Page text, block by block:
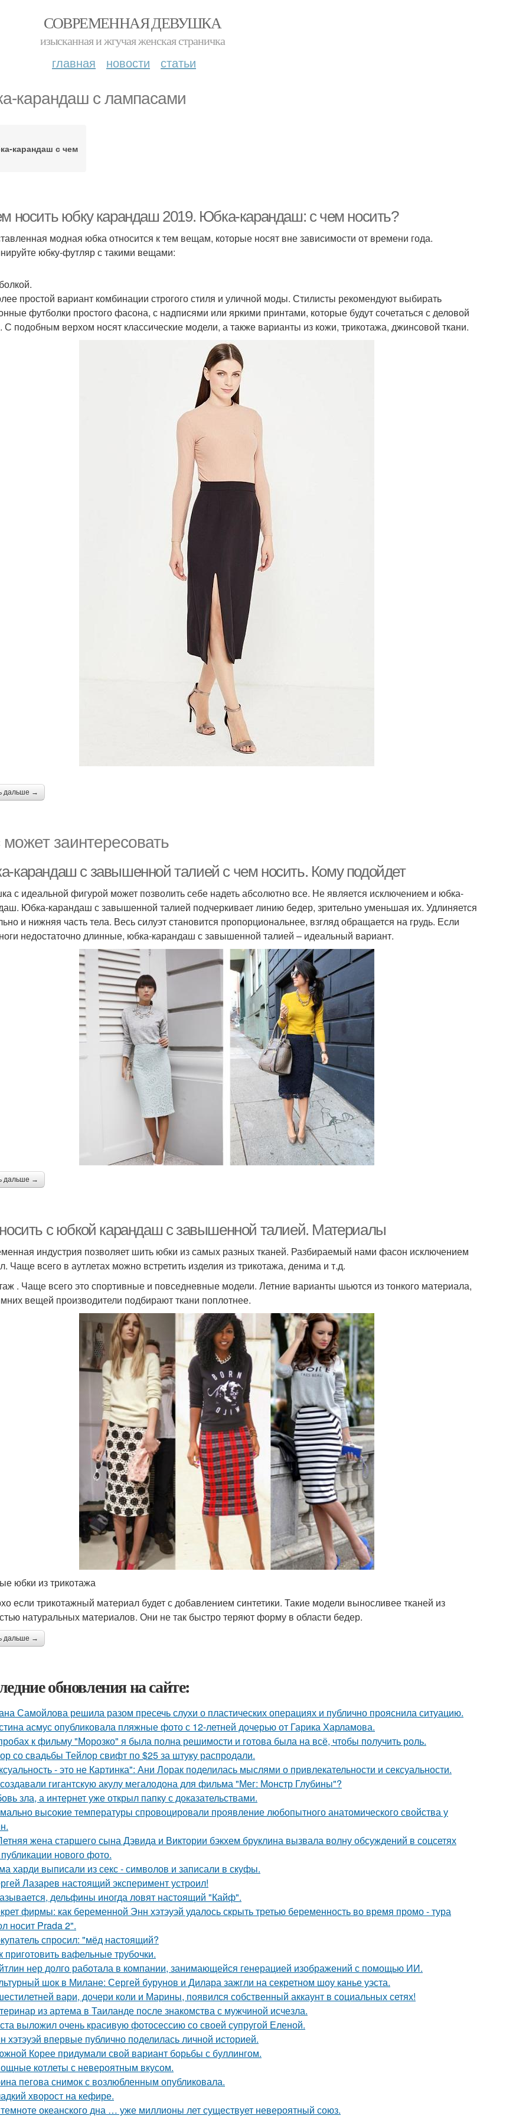
СОВРЕМЕННАЯ ДЕВУШКА
изысканная и жгучая женская страничка
главная новости статьи
карандаш с лампасами
карандаш с чем
носить юбку карандаш 2019. Юбка-карандаш: с чем носить?
модная юбка относится к тем вещам, которые носят вне зависимости от времени года.
юбку-футляр с такими вещами:
простой вариант комбинации строгого стиля и уличной моды. Стилисты рекомендуют выбирать
футболки простого фасона, с надписями или яркими принтами, которые будут сочетаться с деловой
С подобным верхом носят классические модели, а также варианты из кожи, трикотажа, джинсовой ткани.
дальше →
заинтересовать
карандаш с завышенной талией с чем носить. Кому подойдет
с идеальной фигурой может позволить себе надеть абсолютно все. Не является исключением и юбка-
Юбка-карандаш с завышенной талией подчеркивает линию бедер, зрительно уменьшая их. Удлиняется
и нижняя часть тела. Весь силуэт становится пропорциональнее, взгляд обращается на грудь. Если
недостаточно длинные, юбка-карандаш с завышенной талией – идеальный вариант.
дальше →
с юбкой карандаш с завышенной талией. Материалы
индустрия позволяет шить юбки из самых разных тканей. Разбираемый нами фасон исключением
Чаще всего в аутлетах можно встретить изделия из трикотажа, денима и т.д.
. Чаще всего это спортивные и повседневные модели. Летние варианты шьются из тонкого материала,
вещей производители подбирают ткани поплотнее.
юбки из трикотажа
если трикотажный материал будет с добавлением синтетики. Такие модели выносливее тканей из
натуральных материалов. Они не так быстро теряют форму в области бедер.
дальше →
обновления на сайте:
Самойлова решила разом пресечь слухи о пластических операциях и публично прояснила ситуацию.
асмус опубликовала пляжные фото с 12-летней дочерью от Гарика Харламова.
к фильму "Морозко" я была полна решимости и готова была на всё, чтобы получить роль.
со свадьбы Тейлор свифт по $25 за штуку распродали.
- это не Картинка": Ани Лорак поделилась мыслями о привлекательности и сексуальности.
гигантскую акулу мегалодона для фильма "Мег: Монстр Глубины"?
зла, а интернет уже открыл папку с доказательствами.
высокие температуры спровоцировали проявление любопытного анатомического свойства у
жена старшего сына Дэвида и Виктории бэкхем бруклина вызвала волну обсуждений в соцсетях
нового фото.
харди выписали из секс - символов и записали в скуфы.
Лазарев настоящий эксперимент устроил!
дельфины иногда ловят настоящий "Кайф".
фирмы: как беременной Энн хэтэуэй удалось скрыть третью беременность во время промо - тура
носит Prada 2".
спросил: "мёд настоящий?
приготовить вафельные трубочки.
нер долго работала в компании, занимающейся генерацией изображений с помощью ИИ.
шок в Милане: Сергей бурунов и Дилара зажгли на секретном шоу канье уэста.
вари, дочери коли и Марины, появился собственный аккаунт в социальных сетях!
из артема в Таиланде после знакомства с мужчиной исчезла.
выложил очень красивую фотосессию со своей супругой Еленой.
хэтэуэй впервые публично поделилась личной историей.
Корее придумали свой вариант борьбы с буллингом.
котлеты с невероятным вкусом.
пегова снимок с возлюбленным опубликовала.
хворост на кефире.
океанского дна … уже миллионы лет существует невероятный союз.